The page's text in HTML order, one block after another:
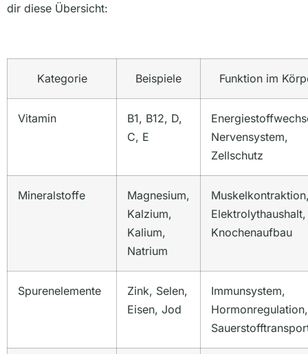
dir diese Übersicht:
Kategorie Beispiele Funktion im
Vitamin
B1, B12, D,
C, E
Nervensystem,
Zellschutz
Mineralstoffe
Magnesium,
Kalzium,
Kalium,
Natrium
Elektrolythaushalt,
Knochenaufbau
Spurenelemente
Zink, Selen,
Eisen, Jod
Immunsystem,
Hormonregulation,